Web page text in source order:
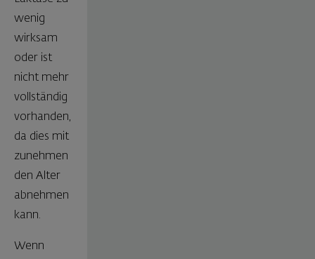
wenig
wirksam
oder ist
nicht mehr
vollständig
vorhanden,
da dies mit
zunehmen
den Alter
abnehmen
kann.
Wenn